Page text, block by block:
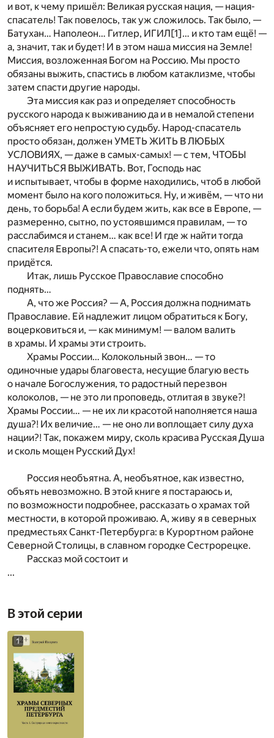
и вот, к чему пришёл: Великая русская нация, — нация-
спасатель! Так повелось, так уж сложилось. Так было, —
Батухан… Наполеон… Гитлер, ИГИЛ [1] … и кто там ещё! —
а, значит, так и будет! И в этом наша миссия на Земле!
Миссия, возложенная Богом на Россию. Мы просто
обязаны выжить, спастись в любом катаклизме, чтобы
затем спасти другие народы.
Эта миссия как раз и определяет способность
русского народа к выживанию да и в немалой степени
объясняет его непростую судьбу. Народ-спасатель
просто обязан, должен УМЕТЬ ЖИТЬ В ЛЮБЫХ
УСЛОВИЯХ, — даже в самых-самых! — с тем, ЧТОБЫ
НАУЧИТЬСЯ ВЫЖИВАТЬ. Вот, Господь нас
и испытывает, чтобы в форме находились, чтоб в любой
момент было на кого положиться. Ну, и живём, — что ни
день, то борьба! А если будем жить, как все в Европе, —
размеренно, сытно, по устоявшимся правилам, — то
расслабимся и станем… как все! И где ж найти тогда
спасителя Европы?! А спасать-то, ежели что, опять нам
придётся.
Итак, лишь Русское Православие способно
поднять…
А, что же Россия? — А, Россия должна поднимать
Православие. Ей надлежит лицом обратиться к Богу,
воцерковиться и, — как минимум! — валом валить
в храмы. И храмы эти строить.
Храмы России… Колокольный звон… — то
одиночные удары благовеста, несущие благую весть
о начале Богослужения, то радостный перезвон
колоколов, — не это ли проповедь, отлитая в звуке?!
Храмы России… — не их ли красотой наполняется наша
душа?! Их величие… — не оно ли воплощает силу духа
нации?! Так, покажем миру, сколь красива Русская Душа
и сколь мощен Русский Дух!
Россия необъятна. А, необъятное, как известно,
объять невозможно. В этой книге я постараюсь и,
по возможности подробнее, рассказать о храмах той
местности, в которой проживаю. А, живу я в северных
предместьях Санкт-Петербурга: в Курортном районе
Северной Столицы, в славном городке Сестрорецке.
Рассказ мой состоит и
...
В этой серии
1